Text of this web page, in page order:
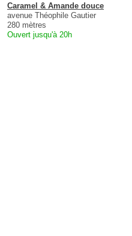
Caramel & Amande douce
avenue Théophile Gautier
280 mètres
Ouvert jusqu'à 20h